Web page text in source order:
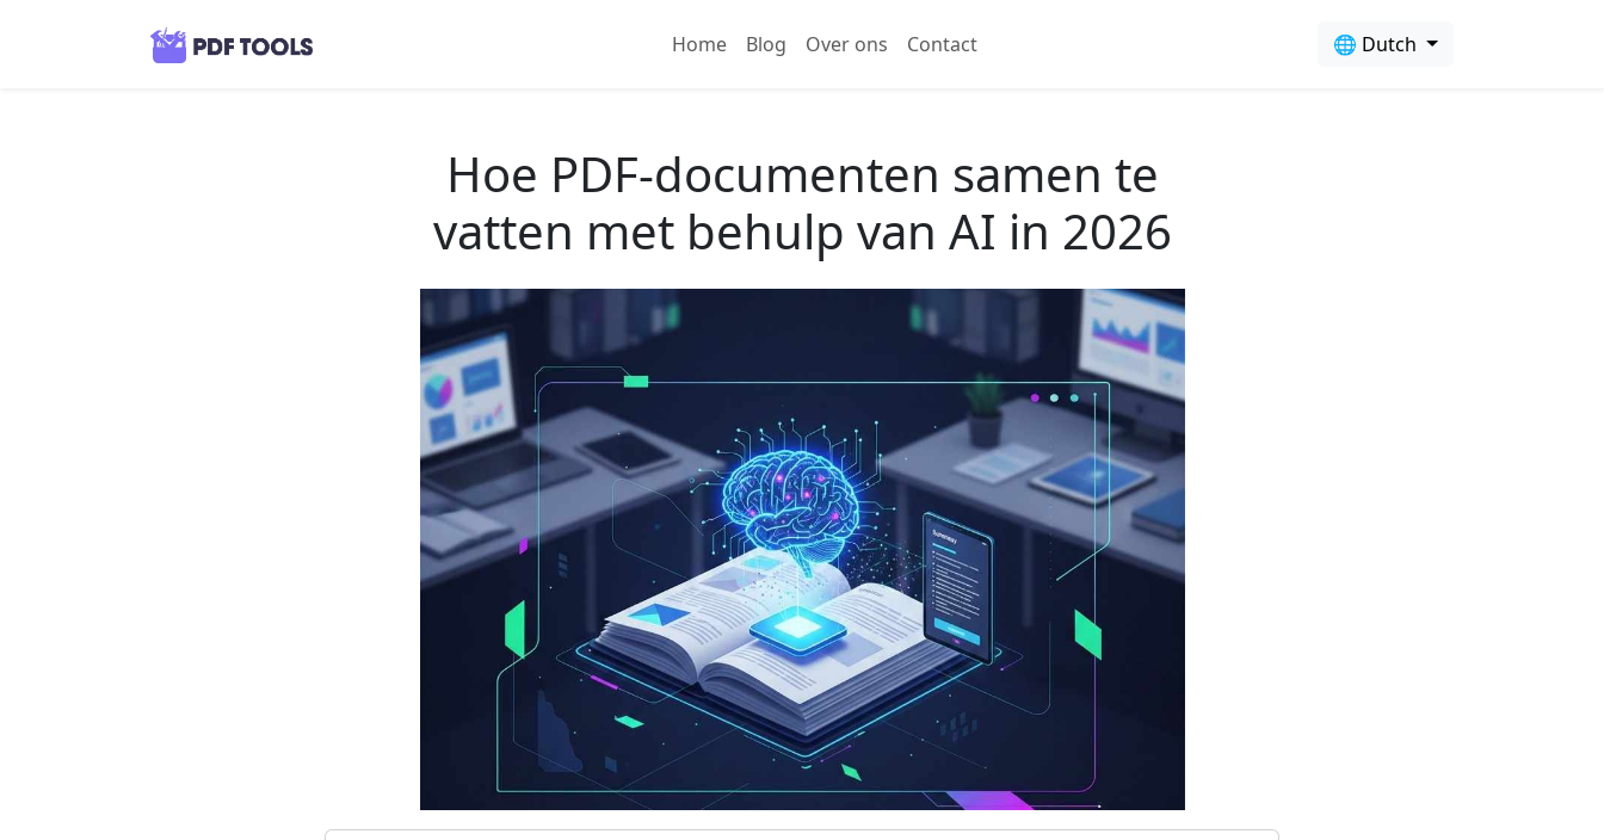
Home Blog Over ons Contact 🌐 Dutch
Hoe PDF-documenten samen te
vatten met behulp van AI in 2026